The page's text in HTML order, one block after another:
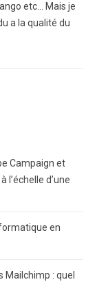
etc… Mais je
a la qualité du
Campaign et
l’échelle d’une
en
Mailchimp : quel